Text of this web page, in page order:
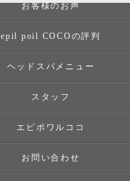
お客様のお声
epil poil COCOの評判
ヘッドスパメニュー
スタッフ
エピポワルココ
お問い合わせ